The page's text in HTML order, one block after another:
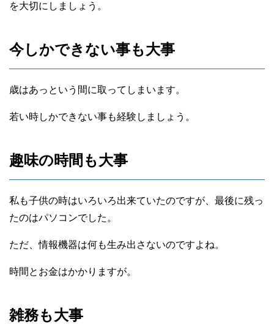
を大切にしましょう。
今しかできない事も大事
歳はあっという間に取ってしまいます。
若い時しかできない事も経験しましょう。
趣味の時間も大事
私も子供の時はいろいろ出来ていたのですが、最後に残っ
たのはパソコンでした。
ただ、情報機器は何も生み出さないのですよね。
時間とお金はかかりますが。
雑務も大事